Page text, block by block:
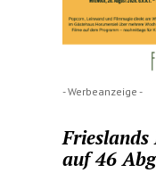
- Werbeanzeige -
auf 46